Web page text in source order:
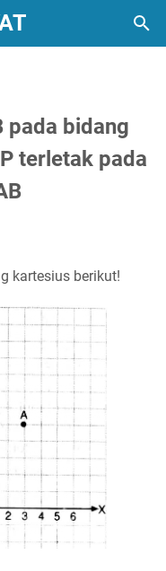
pada bidang
terletak pada
kartesius berikut!